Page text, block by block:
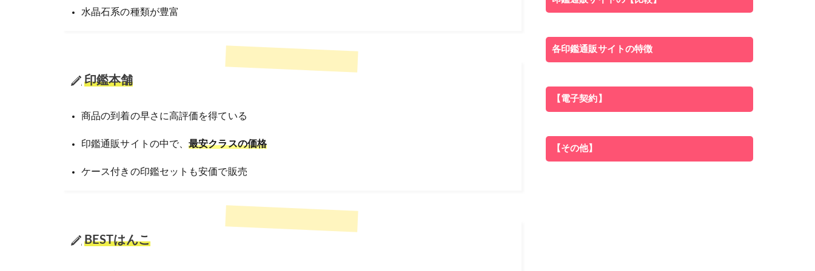
水晶石系の種類が豊富
印鑑本舗
商品の到着の早さに高評価を得ている
印鑑通販サイトの中で、最安クラスの価格
ケース付きの印鑑セットも安価で販売
BESTはんこ
各印鑑通販サイトの特徴
【電子契約】
【その他】